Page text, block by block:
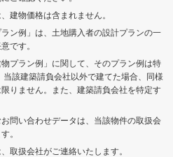
建物価格は含まれません。
ン例」は、土地購入者の設計プランの一
です。
プラン例」に関して、そのプラン例は特
該建築請負会社以外で建てた場合、同様
りません。また、建築請負会社を特定す
問い合わせデータは、当該物件の取扱会
。
取扱会社がご連絡いたします。